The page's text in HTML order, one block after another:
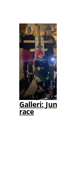
Galleri: Junior
race